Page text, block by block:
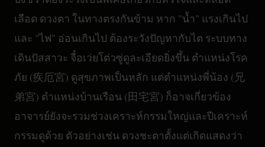
เลือด ดวงตา ในทางตรงกันข้าม หาก "น้ำ" แรงเกินไป
และ "ไฟ" อ่อนเกินไป ต้องระวังปัญหากับไต ระบบทาง
เดินปัสสาวะ จื๋อเว่ยโต่วซู่ดูละเอียดยิ่งขึ้น ตำแหน่งโรค
ภัย (疾厄宮) ดูสุขภาพเป็นหลัก แต่ตำแหน่งพี่น้อง (兄
弟宮) ตำแหน่งบ้านเรือน (田宅宮) ก็อาจเกี่ยวข้อง
อาจารย์ยังจะรวมช่วงเคราะห์กรรมใหญ่และปีเคราะห์
กรรมดูด้วย ตัวอย่างเช่น ดวงชะตาตั้งแต่เกิดแสดงว่า